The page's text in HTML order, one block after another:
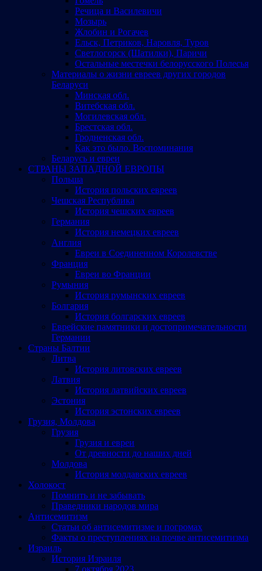
Речица и Василевичи
Мозырь
Жлобин и Рогачев
Ельск, Петриков, Наровля, Туров
Светлогорск (Шатилки), Паричи
Остальные местечки белорусского Полесья
Материалы о жизни евреев других городов
Беларуси
Минская обл.
Витебская обл.
Могилевская обл.
Брестская обл.
Гродненская обл.
Как это было. Воспоминания
Беларусь и евреи
СТРАНЫ ЗАПАДНОЙ ЕВРОПЫ
Польша
История польских евреев
Чешская Республика
История чешских евреев
Германия
История немецких евреев
Англия
Евреи в Соединенном Королевстве
Франция
Евреи во Франции
Румыния
История румынских евреев
Болгария
История болгарских евреев
Еврейские памятники и достопримечательности
Германии
Страны Балтии
Литва
История литовских евреев
Латвия
История латвийских евреев
Эстония
История эстонских евреев
Грузия, Молдова
Грузия
Грузия и евреи
От древности до наших дней
Молдова
История молдавских евреев
Холокост
Помнить и не забывать
Праведники народов мира
Антисемитизм
Статьи об антисемитизме и погромах
Факты о преступлениях на почве антисемитизма
Израиль
История Израиля
7 октября 2023